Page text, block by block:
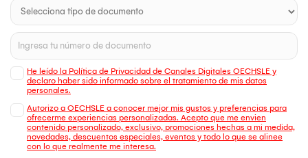
He leído la Política de Privacidad de Canales Digitales OECHSLE y
declaro haber sido informado sobre el tratamiento de mis datos
personales.
Autorizo a OECHSLE a conocer mejor mis gustos y preferencias para
ofrecerme experiencias personalizadas. Acepto que me envien
contenido personalizado, exclusivo, promociones hechas a mi medida,
novedades, descuentos especiales, eventos y todo lo que se alinee
con lo que realmente me interesa.